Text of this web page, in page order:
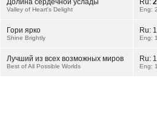
Долина сердечной услады
Valley of Heart's Delight
Ru:
Eng:
Гори ярко
Shine Brightly
Ru:
Eng:
Лучший из всех возможных миров
Best of All Possible Worlds
Ru:
Eng: